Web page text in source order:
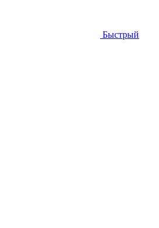
Быстрый